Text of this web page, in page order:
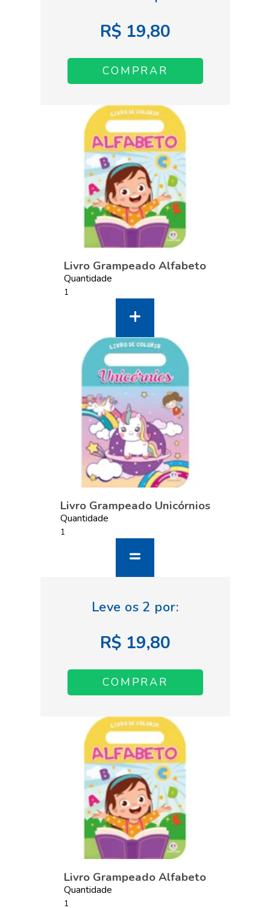
R$ 19,80
Livro Grampeado Alfabeto
Quantidade
Livro Grampeado Unicórnios
Quantidade
R$ 19,80
Livro Grampeado Alfabeto
Quantidade